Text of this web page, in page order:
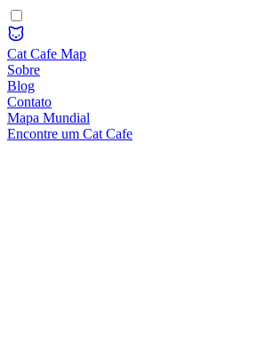
Cat Cafe Map
Sobre
Blog
Contato
Mapa Mundial
Encontre um Cat Cafe